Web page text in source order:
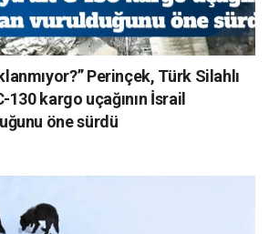
Perinçek, Türk Silahlı
130 kargo uçağının İsrail
öne sürdü